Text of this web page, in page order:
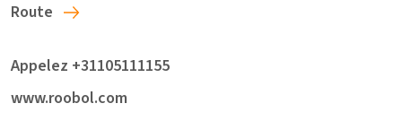
Route
Appelez +31105111155
www.roobol.com